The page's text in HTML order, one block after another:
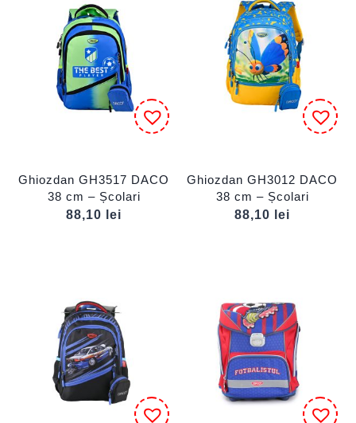
Ghiozdan GH3517 DACO
38 cm – Școlari
88,10
lei
Ghiozdan GH3012 DACO
38 cm – Școlari
88,10
lei